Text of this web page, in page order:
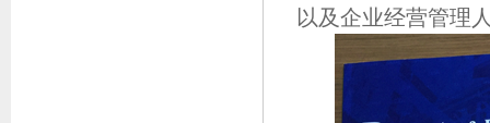
以及企业经营管理